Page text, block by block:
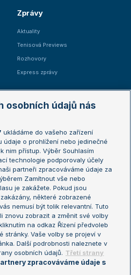
Zprávy
Aktuality
Tenisová Previews
Rozhovory
Express zprávy
Australian Open
French Open
Wimbledon
US Open
Turnaj mistrů
Turnaj mistryň
osobních údajů nás
ukládáme do vašeho zařízení
údaje o prohlížení nebo jedinečné
nim přístup. Výběr Souhlasím
technologie podporovaly účely
partneři zpracováváme údaje za
Zamítnout vše nebo
je zakážete. Pokud jsou
některé zobrazené
nemusí být tolik relevantní. Tuto
znovu zobrazit a změnit své volby
na odkaz Řízení předvoleb
stránky. Vaše volby se projeví v
Další podrobnosti naleznete v
osobních údajů. Třetí strany
zpracováváme údaje s